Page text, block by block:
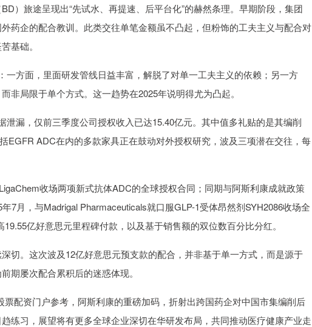
）旅途呈现出“先试水、再提速、后平台化”的赫然条理。早期阶段，集团
药企的配合教训。此类交往单笔金额虽不凸起，但粉饰的工夫主义与配合对
基础。
一方面，里面研发管线日益丰富，解脱了对单一工夫主义的依赖；另一方
非局限于单个方式。这一趋势在2025年说明得尤为凸起。
漏，仅前三季度公司授权收入已达15.40亿元。其中值多礼贴的是其编削
EGFR ADC在内的多款家具正在鼓动对外授权研究，波及三项潜在交往，每
收场两项新式抗体ADC的全球授权合同；同期与阿斯利康成就政策
7月，与Madrigal Pharmaceuticals就口服GLP-1受体昂然剂SYH2086收场全
亿好意思元里程碑付款，以及基于销售额的双位数百分比分红。
切。这次波及12亿好意思元预支款的配合，并非基于单一方式，而是源于
期屡次配合累积后的迷惑体现。
配资门户参考，阿斯利康的重磅加码，折射出跨国药企对中国市集编削后
练习，展望将有更多全球企业深切在华研发布局，共同推动医疗健康产业走